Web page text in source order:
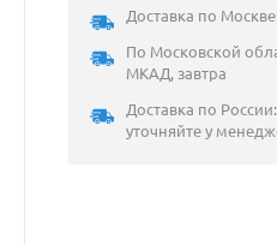
Доставка по
По Московской
МКАД, завтра
Доставка по
уточняйте у